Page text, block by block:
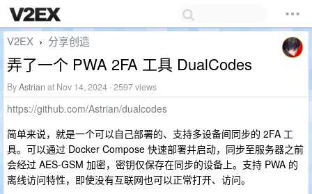
V2EX › 分享创造
弄了一个 PWA 2FA 工具 DualCodes
ByAstrian at Nov 14, 2024 · 2597 views
https://github.com/Astrian/dualcodes
简单来说，就是一个可以自己部署的、支持多设备间同步的 2FA 工
具。可以通过 Docker Compose 快速部署并启动，同步至服务器之前
会经过 AES-GSM 加密，密钥仅保存在同步的设备上。支持 PWA 的
离线访问特性，即使没有互联网也可以正常打开、访问。